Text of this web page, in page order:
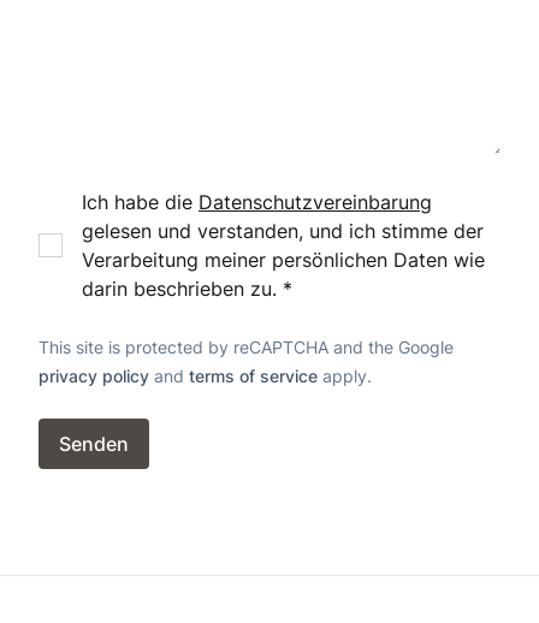
Ich habe die Datenschutzvereinbarung
gelesen und verstanden, und ich stimme der
Verarbeitung meiner persönlichen Daten wie
darin beschrieben zu. *
This site is protected by reCAPTCHA and the Google
privacy policy and terms of service apply.
Senden